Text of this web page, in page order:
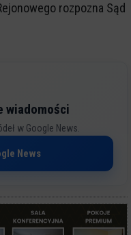
rozpozna Sąd
wiadomości
w Google News.
News